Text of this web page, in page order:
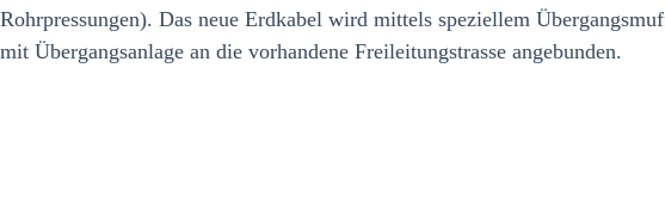
Rohrpressungen). Das neue Erdkabel wird mittels speziellem
mit Übergangsanlage an die vorhandene Freileitungstrasse angebunden.